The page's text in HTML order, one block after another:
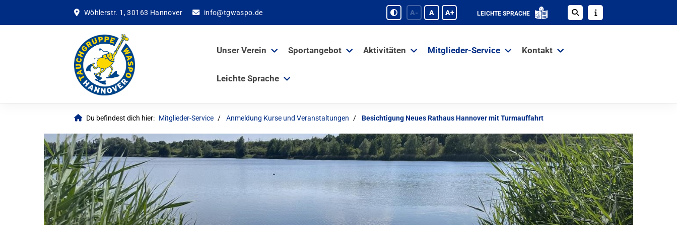
Wöhlerstr. 1, 30163 Hannover info@tgwaspo.de A- A A+ LEICHTE SPRACHE
Unser Verein Sportangebot Aktivitäten Mitglieder-Service Kontakt
Leichte Sprache
Du befindest dich hier: Mitglieder-Service Anmeldung Kurse und Veranstaltungen Besichtigung Neues Rathaus Hannover mit Turmauffahrt